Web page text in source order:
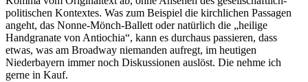
politischen Kontextes. Was zum Beispiel die kirchlichen Passagen
angeht, das Nonne-Mönch-Ballett oder natürlich die „heilige
Handgranate von Antiochia“, kann es durchaus passieren, dass
etwas, was am Broadway niemanden aufregt, im heutigen
Niederbayern immer noch Diskussionen auslöst. Die nehme ich
gerne in Kauf.